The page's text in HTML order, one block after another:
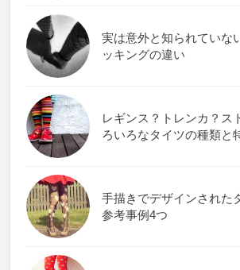
実は意外と知られていな
ッキングの違い
レギンス？トレンカ？ス
ろいろなタイツの種類と
手描きでデザインされた
参考事例4つ